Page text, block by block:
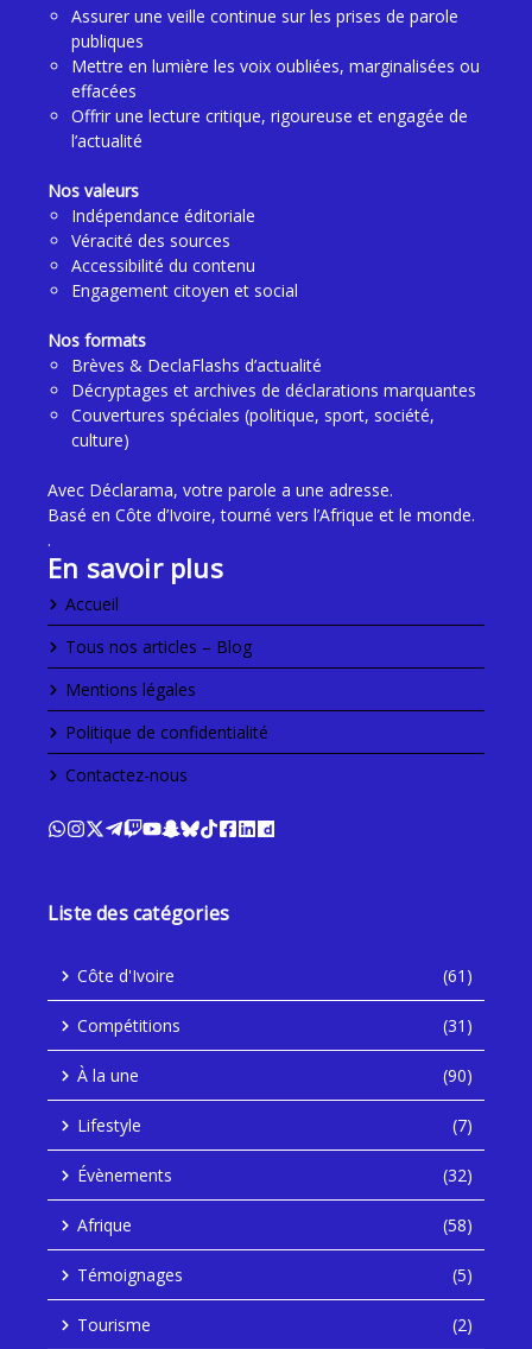
Assurer une veille continue sur les prises de parole
publiques
Mettre en lumière les voix oubliées, marginalisées ou
effacées
Offrir une lecture critique, rigoureuse et engagée de
l’actualité
Nos valeurs
Indépendance éditoriale
Véracité des sources
Accessibilité du contenu
Engagement citoyen et social
Nos formats
Brèves & DeclaFlashs d’actualité
Décryptages et archives de déclarations marquantes
Couvertures spéciales (politique, sport, société,
culture)
Avec Déclarama, votre parole a une adresse.
Basé en Côte d’Ivoire, tourné vers l’Afrique et le monde.
.
En savoir plus
Accueil
Tous nos articles – Blog
Mentions légales
Politique de confidentialité
Contactez-nous
Liste des catégories
Côte d'Ivoire (61)
Compétitions (31)
À la une (90)
Lifestyle (7)
Évènements (32)
Afrique (58)
Témoignages (5)
Tourisme (2)